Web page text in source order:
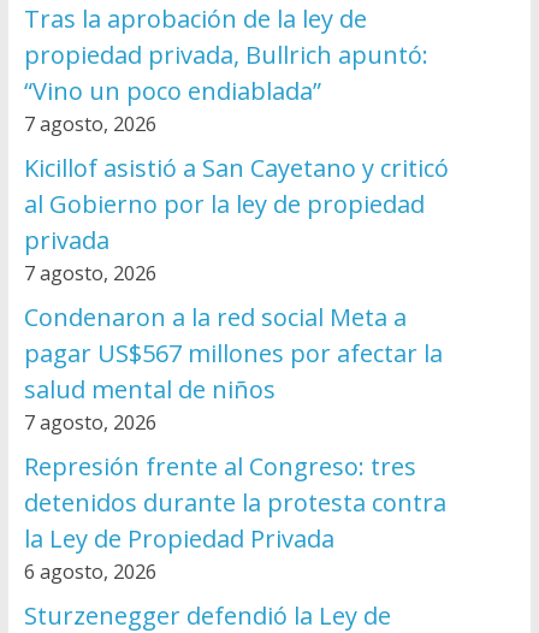
Tras la aprobación de la ley de
propiedad privada, Bullrich apuntó:
“Vino un poco endiablada”
7 agosto, 2026
Kicillof asistió a San Cayetano y criticó
al Gobierno por la ley de propiedad
privada
7 agosto, 2026
Condenaron a la red social Meta a
pagar US$567 millones por afectar la
salud mental de niños
7 agosto, 2026
Represión frente al Congreso: tres
detenidos durante la protesta contra
la Ley de Propiedad Privada
6 agosto, 2026
Sturzenegger defendió la Ley de